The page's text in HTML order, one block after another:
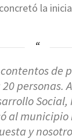
la
de
personas.
Social,
al
y